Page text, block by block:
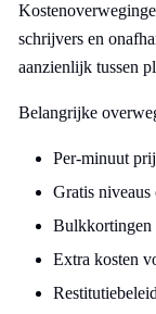
schrijvers en
aanzienlijk tussen
Belangrijke
Per-minuut
Gratis
Bulkkortingen
Extra kosten